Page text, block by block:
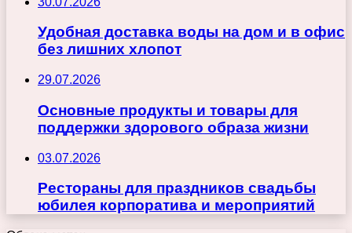
Удобная доставка воды на дом и в офис
без лишних хлопот
29.07.2026
Основные продукты и товары для
поддержки здорового образа жизни
03.07.2026
Рестораны для праздников свадьбы
юбилея корпоратива и мероприятий